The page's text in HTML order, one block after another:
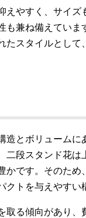
えやすく、サイ
も兼ね備えてい
たスタイルとし
造とボリュームに
二段スタンド花は
かです。そのため
トを与えやすい
取る傾向があり